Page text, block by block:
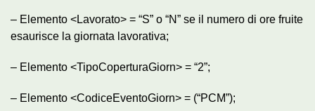
– Elemento <Lavorato> = “S” o “N” se il numero di ore fruite
esaurisce la giornata lavorativa;
– Elemento <TipoCoperturaGiorn> = “2”;
– Elemento <CodiceEventoGiorn> = (“PCM”);